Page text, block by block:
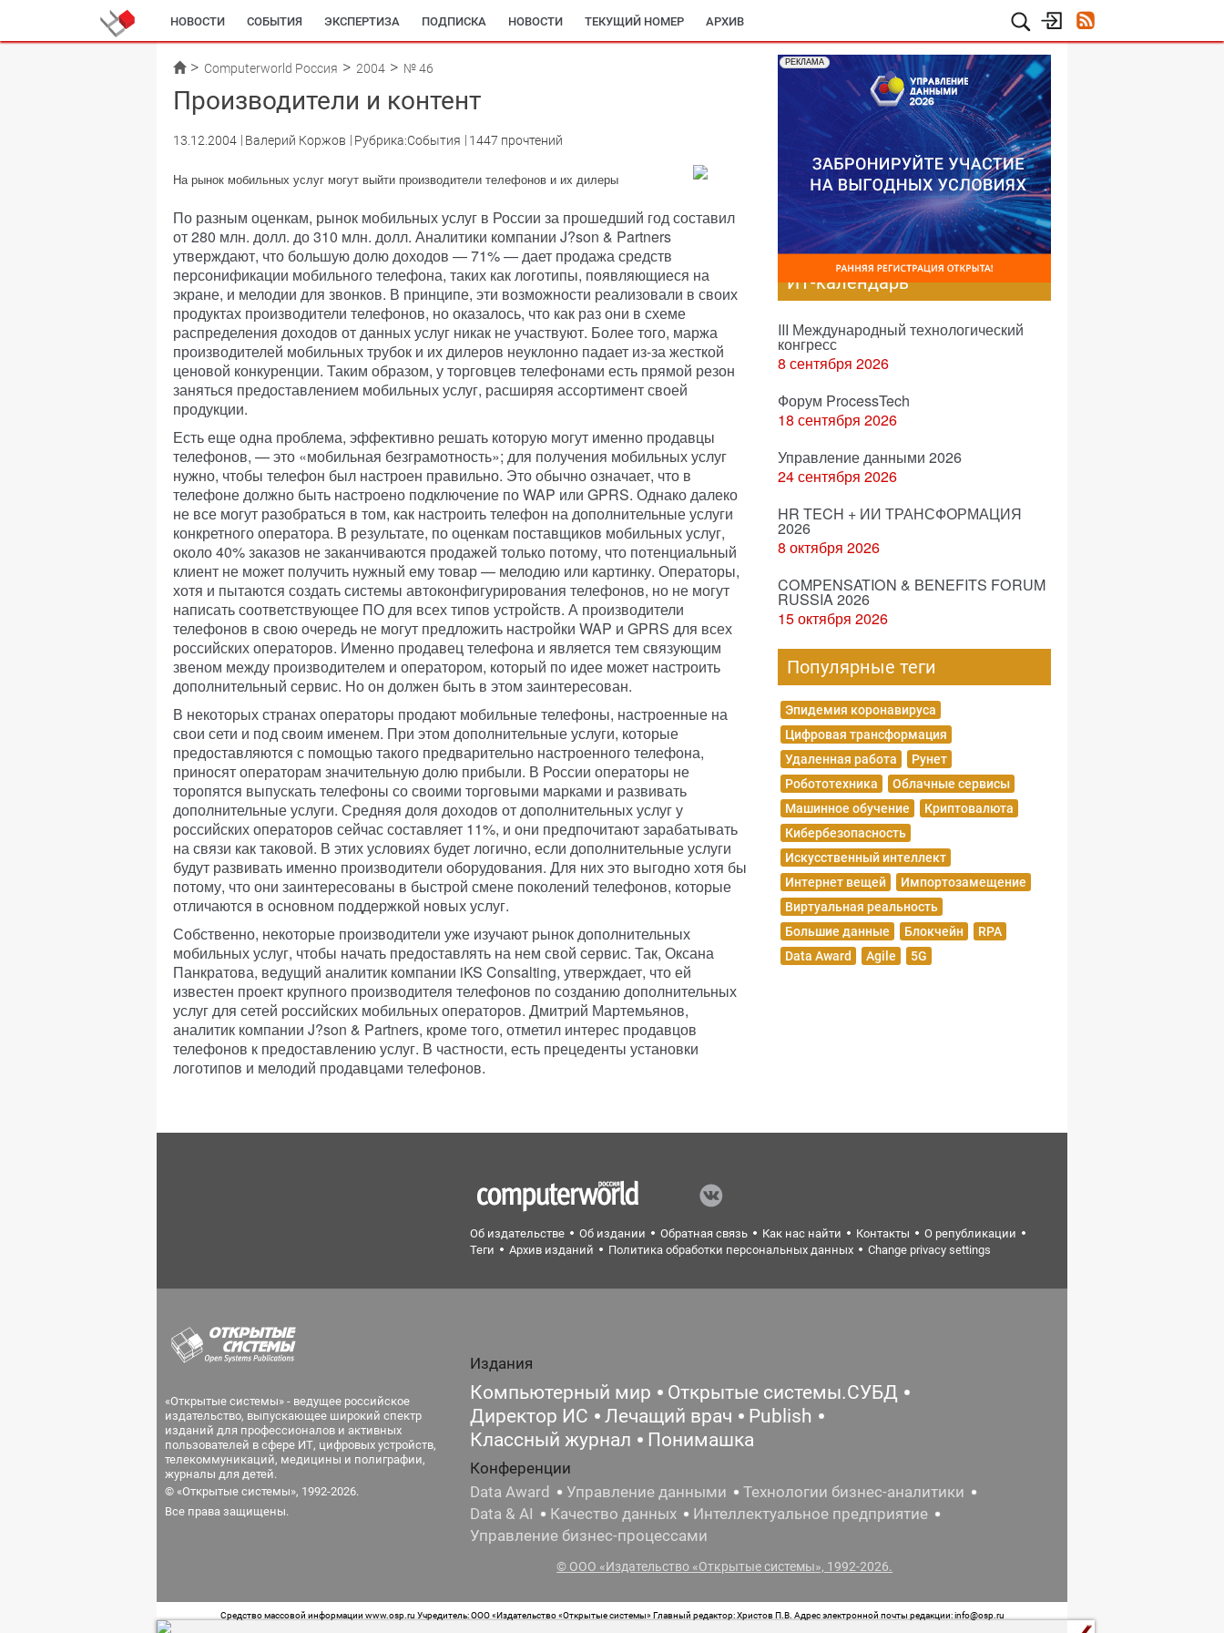
НОВОСТИ СОБЫТИЯ ЭКСПЕРТИЗА ПОДПИСКА НОВОСТИ ТЕКУЩИЙ НОМЕР АРХИВ
Computerworld Россия 2004 № 46
Производители и контент
13.12.2004 Валерий Коржов Рубрика:События 1447 прочтений
На рынок мобильных услуг могут выйти производители телефонов и их дилеры
По разным оценкам, рынок мобильных услуг в России за прошедший год составил
от 280 млн. долл. до 310 млн. долл. Аналитики компании J?son & Partners
утверждают, что большую долю доходов — 71% — дает продажа средств
персонификации мобильного телефона, таких как логотипы, появляющиеся на
экране, и мелодии для звонков. В принципе, эти возможности реализовали в своих
продуктах производители телефонов, но оказалось, что как раз они в схеме
распределения доходов от данных услуг никак не участвуют. Более того, маржа
производителей мобильных трубок и их дилеров неуклонно падает из-за жесткой
ценовой конкуренции. Таким образом, у торговцев телефонами есть прямой резон
заняться предоставлением мобильных услуг, расширяя ассортимент своей
продукции.
Есть еще одна проблема, эффективно решать которую могут именно продавцы
телефонов, — это «мобильная безграмотность»; для получения мобильных услуг
нужно, чтобы телефон был настроен правильно. Это обычно означает, что в
телефоне должно быть настроено подключение по WAP или GPRS. Однако далеко
не все могут разобраться в том, как настроить телефон на дополнительные услуги
конкретного оператора. В результате, по оценкам поставщиков мобильных услуг,
около 40% заказов не заканчиваются продажей только потому, что потенциальный
клиент не может получить нужный ему товар — мелодию или картинку. Операторы,
хотя и пытаются создать системы автоконфигурирования телефонов, но не могут
написать соответствующее ПО для всех типов устройств. А производители
телефонов в свою очередь не могут предложить настройки WAP и GPRS для всех
российских операторов. Именно продавец телефона и является тем связующим
звеном между производителем и оператором, который по идее может настроить
дополнительный сервис. Но он должен быть в этом заинтересован.
В некоторых странах операторы продают мобильные телефоны, настроенные на
свои сети и под своим именем. При этом дополнительные услуги, которые
предоставляются с помощью такого предварительно настроенного телефона,
приносят операторам значительную долю прибыли. В России операторы не
торопятся выпускать телефоны со своими торговыми марками и развивать
дополнительные услуги. Средняя доля доходов от дополнительных услуг у
российских операторов сейчас составляет 11%, и они предпочитают зарабатывать
на связи как таковой. В этих условиях будет логично, если дополнительные услуги
будут развивать именно производители оборудования. Для них это выгодно хотя бы
потому, что они заинтересованы в быстрой смене поколений телефонов, которые
отличаются в основном поддержкой новых услуг.
Собственно, некоторые производители уже изучают рынок дополнительных
мобильных услуг, чтобы начать предоставлять на нем свой сервис. Так, Оксана
Панкратова, ведущий аналитик компании iKS Consalting, утверждает, что ей
известен проект крупного производителя телефонов по созданию дополнительных
услуг для сетей российских мобильных операторов. Дмитрий Мартемьянов,
аналитик компании J?son & Partners, кроме того, отметил интерес продавцов
телефонов к предоставлению услуг. В частности, есть прецеденты установки
логотипов и мелодий продавцами телефонов.
РЕКЛАМА
ИТ-календарь
III Международный технологический
конгресс
8 сентября 2026
Форум ProcessTech
18 сентября 2026
Управление данными 2026
24 сентября 2026
HR TECH + ИИ ТРАНСФОРМАЦИЯ
2026
8 октября 2026
COMPENSATION & BENEFITS FORUM
RUSSIA 2026
15 октября 2026
Популярные теги
Эпидемия коронавируса
Цифровая трансформация
Удаленная работа
Рунет
Робототехника
Облачные сервисы
Машинное обучение
Криптовалюта
Кибербезопасность
Искусственный интеллект
Интернет вещей
Импортозамещение
Виртуальная реальность
Большие данные
Блокчейн
RPA
Data Award
Agile 5G
Об издательстве Об издании Обратная связь Как нас найти Контакты
О републикации
Теги
Архив изданий Политика обработки персональных данных Change privacy settings
«Открытые системы» - ведущее российское
издательство, выпускающее широкий спектр
изданий для профессионалов и активных
пользователей в сфере ИТ, цифровых устройств,
телекоммуникаций, медицины и полиграфии,
журналы для детей.
© «Открытые системы», 1992-2026.
Все права защищены.
Издания
Компьютерный мир
Открытые системы.СУБД
Директор ИС
Лечащий врач
Publish
Классный журнал
Понимашка
Конференции
Data Award
Управление данными
Технологии бизнес-аналитики
Data & AI
Качество данных
Интеллектуальное предприятие
Управление бизнес-процессами
© ООО «Издательство «Открытые системы», 1992-2026.
Средство массовой информации www.osp.ru Учредитель: ООО «Издательство «Открытые системы» Главный редактор: Христов П.В. Адрес электронной почты редакции: info@osp.ru